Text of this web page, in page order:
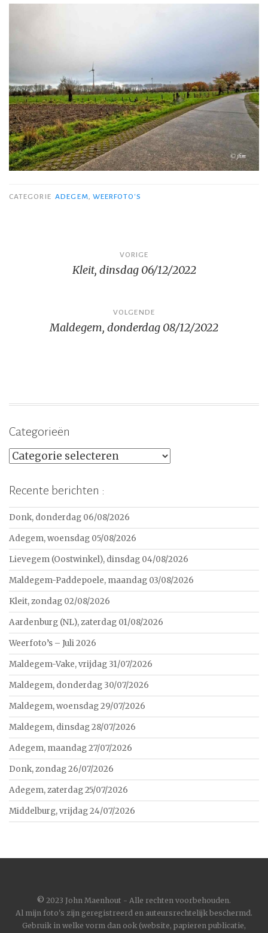
CATEGORIE ADEGEM, WEERFOTO'S
navigatie
VORIGE
Kleit, dinsdag 06/12/2022
VOLGENDE
Maldegem, donderdag 08/12/2022
Categorieën
Categorieën
Recente berichten :
Donk, donderdag 06/08/2026
Adegem, woensdag 05/08/2026
Lievegem (Oostwinkel), dinsdag 04/08/2026
Maldegem-Paddepoele, maandag 03/08/2026
Kleit, zondag 02/08/2026
Aardenburg (NL), zaterdag 01/08/2026
Weerfoto’s – Juli 2026
Maldegem-Vake, vrijdag 31/07/2026
Maldegem, donderdag 30/07/2026
Maldegem, woensdag 29/07/2026
Maldegem, dinsdag 28/07/2026
Adegem, maandag 27/07/2026
Donk, zondag 26/07/2026
Adegem, zaterdag 25/07/2026
Middelburg, vrijdag 24/07/2026
© 2023 John Maenhout - Alle rechten voorbehouden.
Al mijn foto's zijn geregistreerd en auteursrechtelijk beschermd.
Gebruik in welke vorm dan ook (website, papieren publicatie,